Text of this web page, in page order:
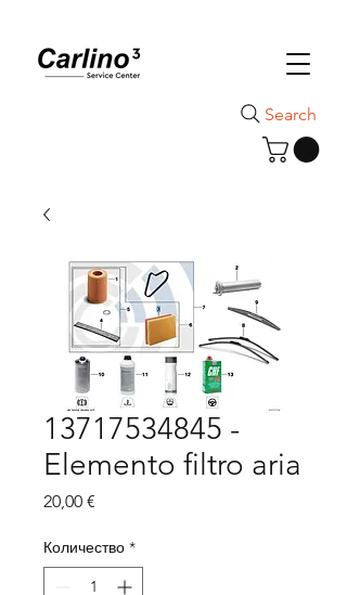
Search
13717534845 -
Elemento filtro aria
20,00 €
Количество *